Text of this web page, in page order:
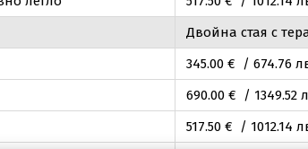
Двойна стая с
345.00€ / 674.76
690.00€ / 1349.52
517.50€ / 1012.14